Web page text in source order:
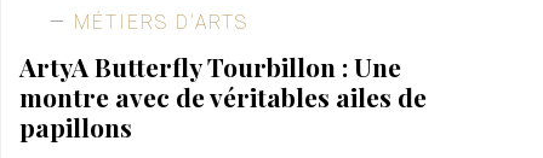
MÉTIERS D’ARTS
ArtyA Butterfly Tourbillon : Une
montre avec de véritables ailes de
papillons